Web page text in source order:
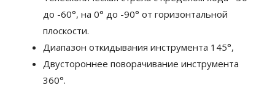
до -60°, на 0° до -90° от горизонтальной
плоскости.
Диапазон откидывания инструмента 145°,
Двустороннее поворачивание инструмента
360°.